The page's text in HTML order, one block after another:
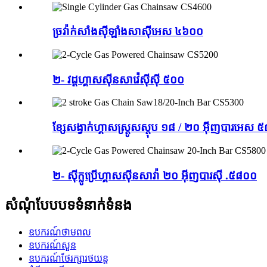
ច្រវ៉ាក់សាំងស៊ីឡាំងសាស៊ីអេស ៤៦០០
២- វដ្តហ្គាសស៊ីនសាវ៉េស៊ីស៊ី ៥០០
ខ្សែសង្វាក់ហ្គាសស្ត្រូសស្តុប ១៨ / ២០ អ៊ីញបារអេស
២- ស៊ីក្លូប្រើហ្គាសស៊ីនសាវ៉ា ២០ អ៊ីញបារស៊ី .៥៨០០
សំណុំបែបបទទំនាក់ទំនង
ឧបករណ៍​ថាមពល
ឧបករណ៍សួន
ឧបករណ៍ថែរក្សារថយន្ត